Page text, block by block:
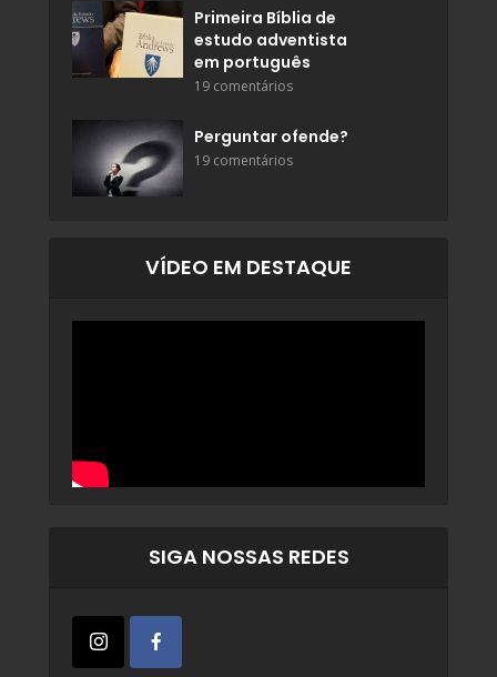
Primeira Bíblia de
estudo adventista
em português
19 comentários
Perguntar ofende?
19 comentários
VÍDEO EM DESTAQUE
SIGA NOSSAS REDES